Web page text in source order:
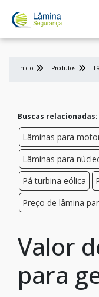
Início Produtos
Buscas relacionadas:
Lâminas para
Lâminas para
Pá turbina eólica
Preço de lâmina
Valor
para